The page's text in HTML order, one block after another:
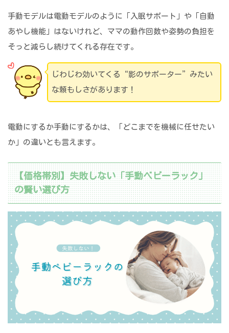
手動モデルは電動モデルのように「入眠サポート」や「自動
あやし機能」はないけれど、ママの動作回数や姿勢の負担を
そっと減らし続けてくれる存在です。
じわじわ効いてくる“影のサポーター”みたい
な頼もしさがあります！
電動にするか手動にするかは、「どこまでを機械に任せたい
か」の違いとも言えます。
【価格帯別】失敗しない「手動ベビーラック」
の賢い選び方